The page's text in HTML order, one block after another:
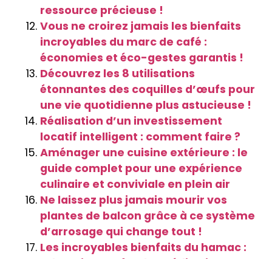
ressource précieuse !
Vous ne croirez jamais les bienfaits
incroyables du marc de café :
économies et éco-gestes garantis !
Découvrez les 8 utilisations
étonnantes des coquilles d’œufs pour
une vie quotidienne plus astucieuse !
Réalisation d’un investissement
locatif intelligent : comment faire ?
Aménager une cuisine extérieure : le
guide complet pour une expérience
culinaire et conviviale en plein air
Ne laissez plus jamais mourir vos
plantes de balcon grâce à ce système
d’arrosage qui change tout !
Les incroyables bienfaits du hamac :